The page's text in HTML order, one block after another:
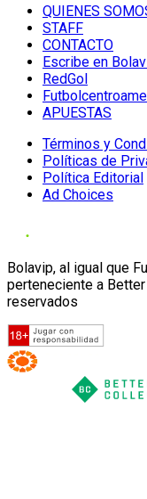
QUIENES
STAFF
CONTACTO
Escribe en
RedGol
APUESTAS
Términos y
Políticas de
Política Editorial
Ad Choices
Bolavip, al igual que
perteneciente a
reservados